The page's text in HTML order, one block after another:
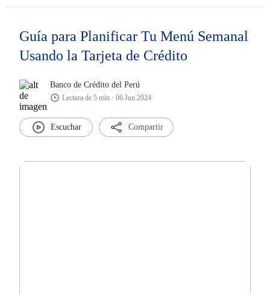
Guía para Planificar Tu Menú Semanal
Usando la Tarjeta de Crédito
Banco de Crédito del Perú
Lectura de 5 min · 06 Jun 2024
Compartir